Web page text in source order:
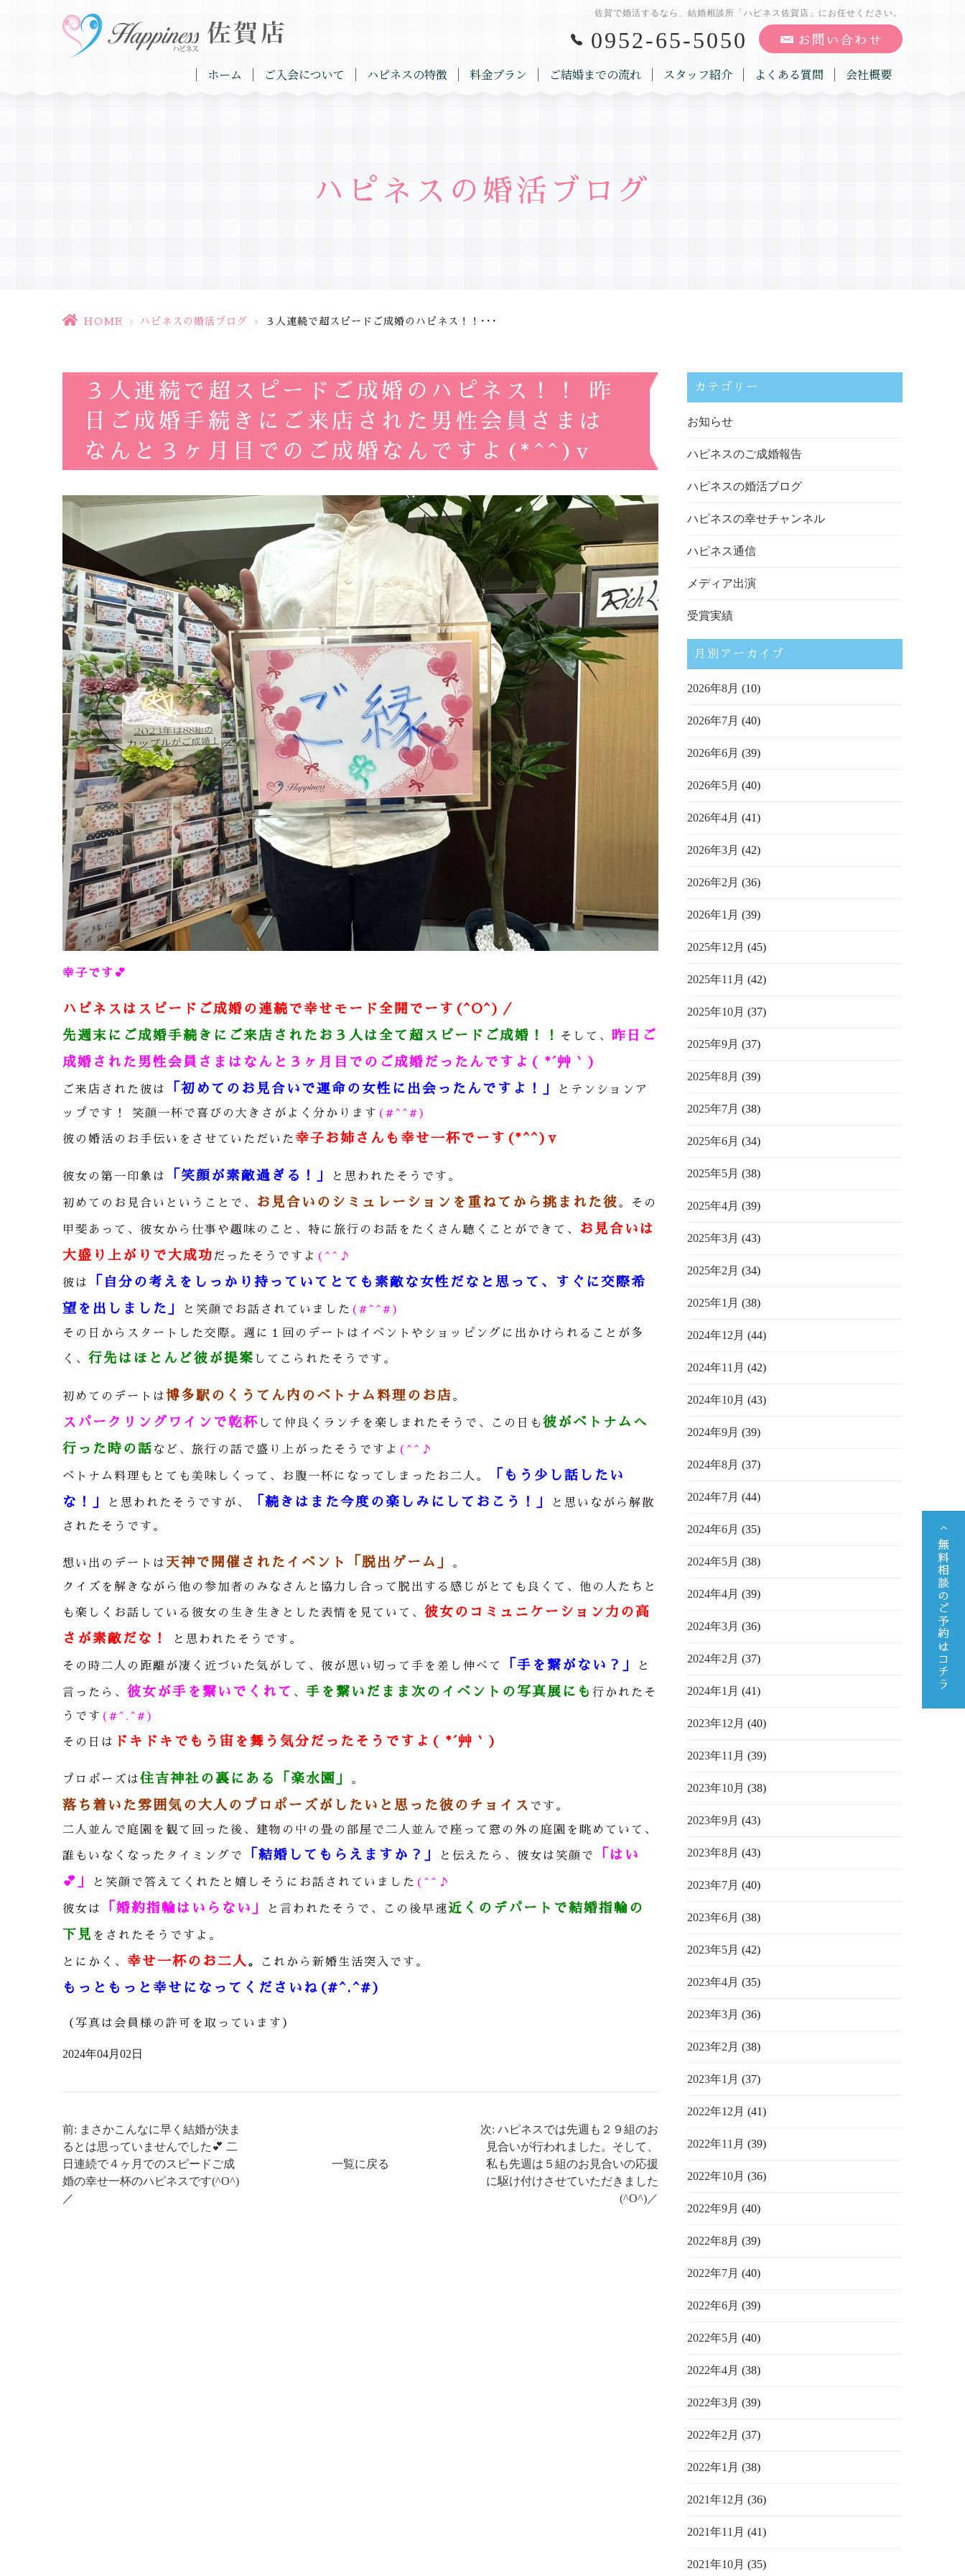
佐賀で婚活するなら、結婚相談所「ハピネス佐賀店」にお任せください。
0952-65-5050
ホーム ご入会について ハピネスの特徴 料金プラン ご結婚までの流れ スタッフ紹介 よくある質問 会社概要
ハピネスの婚活ブログ
HOME > ハピネスの婚活ブログ > ３人連続で超スピードご成婚のハピネス！！･･･
３人連続で超スピードご成婚のハピネス！！ 昨
日ご成婚手続きにご来店された男性会員さまは
なんと３ヶ月目でのご成婚なんですよ(*^^)v
幸子です 💕
ハピネスはスピードご成婚の連続で幸せモード全開でーす(^O^)／
先週末にご成婚手続きにご来店されたお３人は全て超スピードご成婚！！
そして、
昨日ご
成婚された男性会員さまはなんと３ヶ月目でのご成婚だったんですよ( *´艸｀)
ご来店された彼は 「初めてのお見合いで運命の女性に出会ったんですよ！」 とテンションア
ップです！ 笑顔一杯で喜びの大きさがよく分かります (#^^#)
彼の婚活のお手伝いをさせていただいた 幸子お姉さんも幸せ一杯でーす(*^^)v
彼女の第一印象は 「笑顔が素敵過ぎる！」 と思われたそうです。
初めてのお見合いということで、 お見合いのシミュレーションを重ねてから挑まれた彼。その
甲斐あって、彼女から仕事や趣味のこと、特に旅行のお話をたくさん聴くことができて、
お見合いは
大盛り上がり で大成功 だったそうですよ (^^♪
彼は
「自分の考えをしっかり持っていてとても素敵な女性だなと思って、すぐに交際希
望を出しました」
と笑顔でお話されていました (#^^#)
その日からスタートした交際。週に１回のデートはイベントやショッピングに出かけられることが多
く、 行先はほとんど彼が提案 してこられたそうです。
初めてのデートは博多駅のくうてん内のベトナム料理のお店。
スパークリングワインで乾杯 して仲良くランチを楽しまれたそうで、この日も 彼がベトナムへ
行った時の話 など、旅行の話で盛り上がったそうですよ (^^♪
ベトナム料理もとても美味しくって、お腹一杯になってしまったお二人。
「もう少し話したい
な！」
と思われたそうですが、 「続きはまた今度の楽しみにしておこう！」 と思いながら解散
されたそうです。
想い出のデートは 天神で開催されたイベント「脱出ゲーム」 。
クイズを解きながら他の参加者のみなさんと協力し合って脱出する感じがとても良くて、他の人たちと
も楽しくお話している彼女の生き生きとした表情を見ていて、 彼女のコミュニケーション力の高
さが素敵だな！
と思われたそうです。
その時二人の距離が凄く近づいた気がして、彼が思い切って手を差し伸べて 「手を繋がない？」 と
言ったら、 彼女が手を繋いでくれて 、 手を繋いだまま次のイベントの写真展にも 行かれたそ
うです (#^.^#)
その日は ドキドキでもう宙を舞う気分だったそうですよ( *´艸｀)
プロポーズは住吉神社の裏にある「楽水園」 。
落ち着いた雰囲気の大人のプロポーズがしたいと思った彼のチョイス です。
二人並んで庭園を観て回った後、建物の中の畳の部屋で二人並んで座って窓の外の庭園を眺めていて、
誰もいなくなったタイミングで 「結婚してもらえますか？」 と伝えたら、彼女は笑顔で
「はい
💕 」 と笑顔で答えてくれたと嬉しそうにお話されていました (^^♪
彼女は 「婚約指輪はいらない」 と言われたそうで、この後早速近くのデパートで結婚指輪の
下見 をされたそうですよ。
とにかく、 幸せ一杯のお二人。 これから新婚生活突入です。
もっともっと幸せになってくださいね(#^.^#)
（写真は会員様の許可を取っています）
2024年04月02日
前: まさかこんなに早く結婚が決ま
るとは思っていませんでした💕 二
日連続で４ヶ月でのスピードご成
婚の幸せ一杯のハピネスです(^O^)
／
一覧に戻る
次: ハピネスでは先週も２９組のお
見合いが行われました。そして、
私も先週は５組のお見合いの応援
に駆け付けさせていただきました
(^O^)／
カテゴリー
お知らせ
ハピネスのご成婚報告
ハピネスの婚活ブログ
ハピネスの幸せチャンネル
ハピネス通信
メディア出演
受賞実績
月別アーカイブ
2026年8月 (10)
2026年7月 (40)
2026年6月 (39)
2026年5月 (40)
2026年4月 (41)
2026年3月 (42)
2026年2月 (36)
2026年1月 (39)
2025年12月 (45)
2025年11月 (42)
2025年10月 (37)
2025年9月 (37)
2025年8月 (39)
2025年7月 (38)
2025年6月 (34)
2025年5月 (38)
2025年4月 (39)
2025年3月 (43)
2025年2月 (34)
2025年1月 (38)
2024年12月 (44)
2024年11月 (42)
2024年10月 (43)
2024年9月 (39)
2024年8月 (37)
2024年7月 (44)
2024年6月 (35)
2024年5月 (38)
2024年4月 (39)
2024年3月 (36)
2024年2月 (37)
2024年1月 (41)
2023年12月 (40)
2023年11月 (39)
2023年10月 (38)
2023年9月 (43)
2023年8月 (43)
2023年7月 (40)
2023年6月 (38)
2023年5月 (42)
2023年4月 (35)
2023年3月 (36)
2023年2月 (38)
2023年1月 (37)
2022年12月 (41)
2022年11月 (39)
2022年10月 (36)
2022年9月 (40)
2022年8月 (39)
2022年7月 (40)
2022年6月 (39)
2022年5月 (40)
2022年4月 (38)
2022年3月 (39)
2022年2月 (37)
2022年1月 (38)
2021年12月 (36)
2021年11月 (41)
2021年10月 (35)